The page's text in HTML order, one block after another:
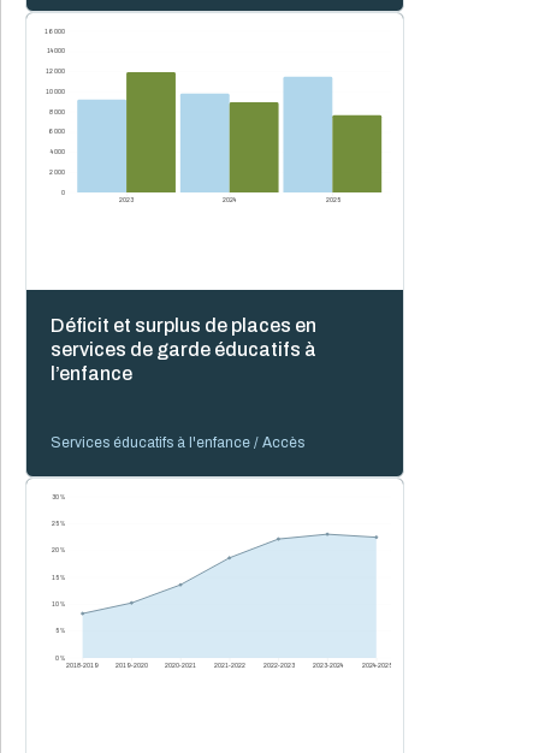
2023 2024 2025
0
2 000
4 000
6 000
8 000
10 000
12 000
14 000
16 000
Déficit et surplus de places en
services de garde éducatifs à
l’enfance
Services éducatifs à l'enfance / Accès
2018-2019 2019-2020 2020-2021 2021-2022 2022-2023 2023-2024 2024-2025
0 %
5 %
10 %
15 %
20 %
25 %
30 %